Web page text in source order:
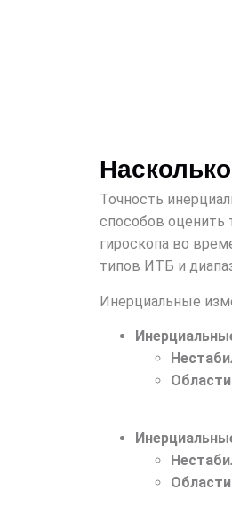
Точность
способов оценить
гироскопа во
типов ИТБ и
Инерциальные